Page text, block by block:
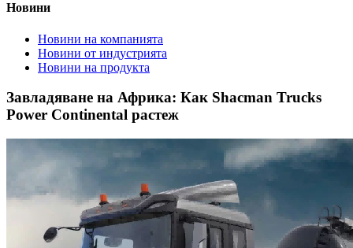
Новини
Новини на компанията
Новини от индустрията
Новини на продукта
Завладяване на Африка: Как Shacman Trucks
Power Continental растеж